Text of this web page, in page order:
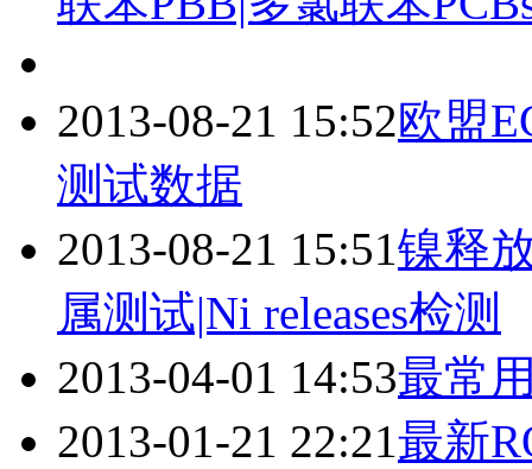
2013-08-21 15:52欧盟
测试数据
2013-08-21 15:51镍释
属测试|Ni releases检测
2013-04-01 14:53最常
2013-01-21 22:21最新